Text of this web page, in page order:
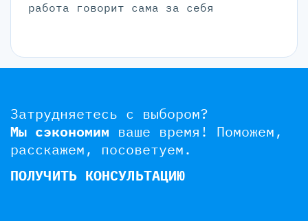
работа говорит сама за себя
Затрудняетесь с выбором?
Мы сэкономим ваше время! Поможем,
расскажем, посоветуем.
ПОЛУЧИТЬ КОНСУЛЬТАЦИЮ